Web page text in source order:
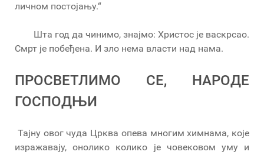
личном постојању.“
Шта год да чинимо, знајмо: Христос је васкрсао.
Смрт је побеђена. И зло нема власти над нама.
ПРОСВЕТЛИМО СЕ, НАРОДЕ
ГОСПОДЊИ
Тајну овог чуда Црква опева многим химнама, које
изражавају, онолико колико је човековом уму и